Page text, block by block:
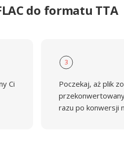
do formatu TTA
Ci
3
Poczekaj, aż plik
razu po konwersji